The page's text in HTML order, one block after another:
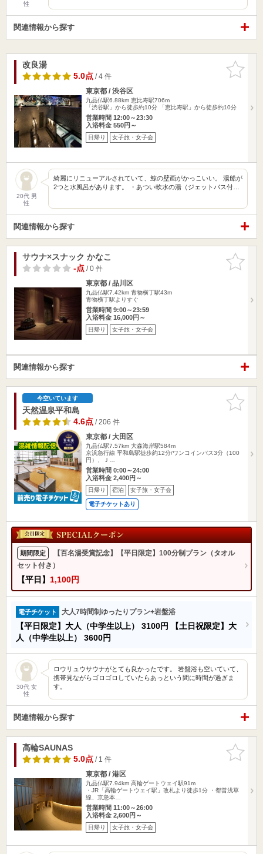
性
関連情報から探す
お気に入
りに追加
改良湯
5.0点/ 4 件
東京都 / 渋谷区
九品仏駅6.88km 恵比寿駅706m
「渋谷駅」から徒歩約10分 「恵比寿駅」から徒歩約10分
営業時間 12:00～23:30
入浴料金 550円～
日帰り 女子旅・女子会
20代 男
性
綺麗にリニューアルされていて、鯨の壁画がかっこいい。 湯船が
2つと水風呂があります。 ・あつい軟水の湯（ジェットバス付…
関連情報から探す
お気に入
りに追加
サウナ×スナック かなこ
-点/ 0 件
東京都 / 品川区
九品仏駅7.42km 青物横丁駅43m
青物横丁駅よりすぐ
営業時間 9:00～23:59
入浴料金 16,000円～
日帰り 女子旅・女子会
関連情報から探す
お気に入
りに追加
今空いています
天然温泉平和島
4.6点/ 206 件
東京都 / 大田区
九品仏駅7.57km 大森海岸駅584m
京浜急行線 平和島駅徒歩約12分/ワンコインバス3分（100
円）、Ｊ…
営業時間 0:00～24:00
入浴料金 2,400円～
日帰り 宿泊 女子旅・女子会
電子チケットあり
期間限定
【百名湯受賞記念】【平日限定】100分制プラン（タオル
セット付き）
【平日】 1,100円
電子チケット 大人7時間制ゆったりプラン+岩盤浴
【平日限定】大人（中学生以上） 3100円
【土日祝限定】大
人（中学生以上） 3600円
30代 女
性
ロウリュウサウナがとても良かったです。 岩盤浴も空いていて、
携帯見ながらゴロゴロしていたらあっという間に時間が過ぎま
す。
関連情報から探す
お気に入
りに追加
高輪SAUNAS
5.0点/ 1 件
東京都 / 港区
九品仏駅7.94km 高輪ゲートウェイ駅91m
・JR「高輪ゲートウェイ駅」改札より徒歩1分 ・都営浅草
線、京急本…
営業時間 11:00～26:00
入浴料金 2,600円～
日帰り 女子旅・女子会